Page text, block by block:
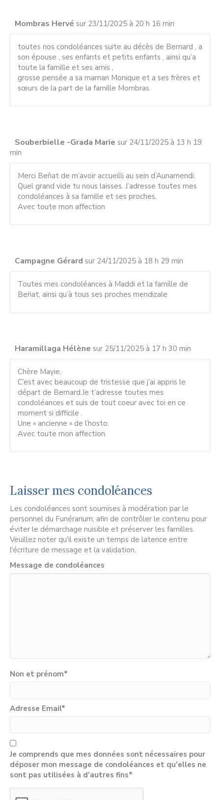
Mombras Hervé sur 23/11/2025 à 20 h 16 min
toutes nos condoléances suite au décès de Bernard , a
son épouse , ses enfants et petits enfants , ainsi qu’a
toute la famille et ses amis ,
grosse pensée a sa maman Monique et a ses frères et
sœurs de la part de la famille Mombras.
Souberbielle -Grada Marie sur 24/11/2025 à 13 h 19
min
Merci Beñat de m’avoir accueilli au sein d’Aunamendi.
Quel grand vide tu nous laisses. J’adresse toutes mes
condoléances à sa famille et ses proches.
Avec toute mon affection
Campagne Gérard sur 24/11/2025 à 18 h 29 min
Toutes mes condoléances à Maddi et la famille de
Ben̈at, ainsi qu’à tous ses proches mendizale
Haramillaga Hélène sur 25/11/2025 à 17 h 30 min
Chère Mayie,
C’est avec beaucoup de tristesse que j’ai appris le
départ de Bernard.Je t’adresse toutes mes
condoléances et suis de tout coeur avec toi en ce
moment si difficile .
Une « ancienne » de l’hosto.
Avec toute mon affection.
Laisser mes condoléances
Les condoléances sont soumises à modération par le
personnel du Funérarium, afin de contrôler le contenu pour
éviter le démarchage nuisible et préserver les familles.
Veuillez noter qu'il existe un temps de latence entre
l'écriture de message et la validation.
Message de condoléances
Non et prénom*
Adresse Email*
Je comprends que mes données sont nécessaires pour
déposer mon message de condoléances et qu'elles ne
sont pas utilisées à d'autres fins*